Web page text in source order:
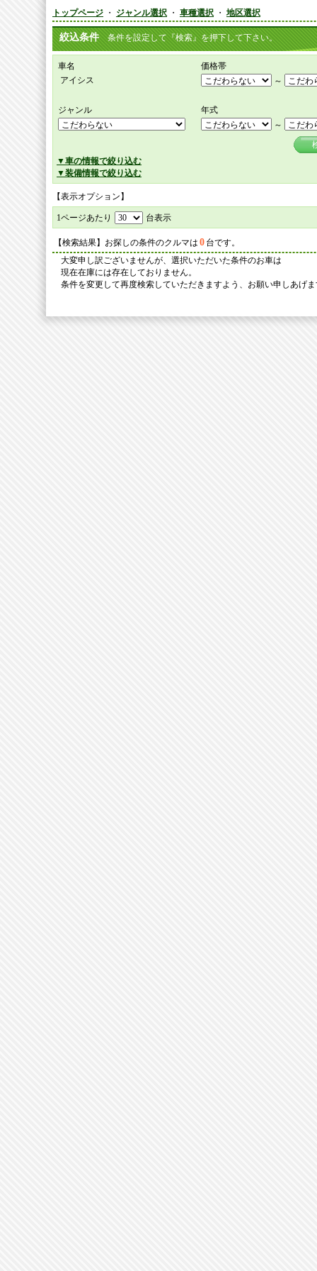
トップページ ・ ジャンル選択 ・ 車種選択 ・ 地区選択
絞込条件 条件を設定して『検索』を押下して下さい。
車名
価格帯
アイシス
～
ジャンル
年式
～
▼車の情報で絞り込む
▼装備情報で絞り込む
【表示オプション】
1ページあたり 台表示
【検索結果】お探しの条件のクルマは 0 台です。
大変申し訳ございませんが、選択いただいた条件のお車は
現在在庫には存在しておりません。
条件を変更して再度検索していただきますよう、お願い申しあげ